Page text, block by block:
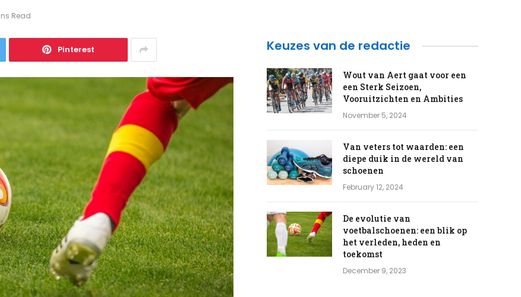
Read
Pinterest Keuzes van de redactie
Wout van Aert gaat voor een
een Sterk Seizoen,
Vooruitzichten en Ambities
November 5, 2024
Van veters tot waarden: een
diepe duik in de wereld van
schoenen
February 12, 2024
De evolutie van
voetbalschoenen: een blik op
het verleden, heden en
toekomst
December 9, 2023